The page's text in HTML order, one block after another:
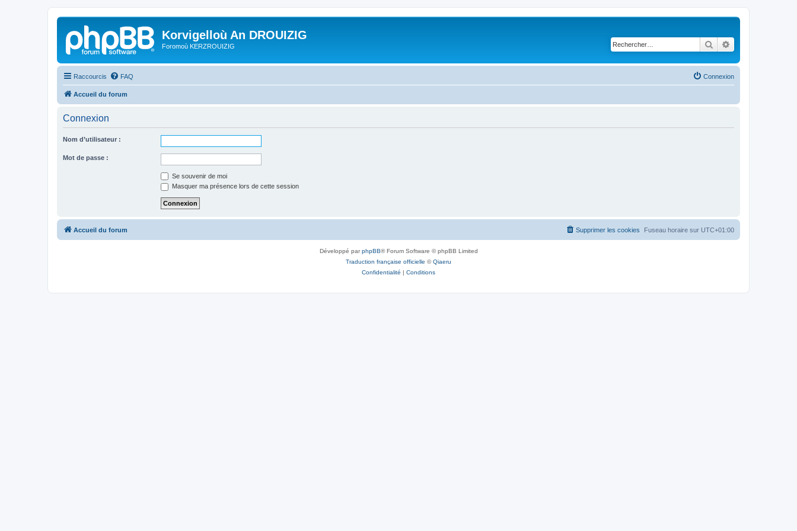
Korvigelloù An DROUIZIG
Foromoù KERZROUIZIG Rechercher
Raccourcis FAQ Connexion
Accueil du forum
Connexion
Nom d’utilisateur :
Mot de passe :
Se souvenir de moi
Masquer ma présence lors de cette session
Accueil du forum Fuseau horaire sur UTC+01:00
Supprimer les cookies
Développé parphpBB® Forum Software © phpBB Limited
Traduction française officielle ©Qiaeru
Confidentialité | Conditions